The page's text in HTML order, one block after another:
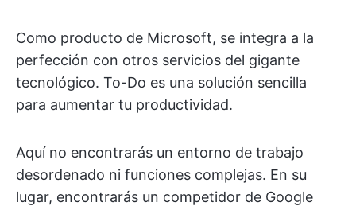
Como producto de Microsoft, se integra a la
perfección con otros servicios del gigante
tecnológico. To-Do es una solución sencilla
para aumentar tu productividad.
Aquí no encontrarás un entorno de trabajo
desordenado ni funciones complejas. En su
lugar, encontrarás un competidor de Google